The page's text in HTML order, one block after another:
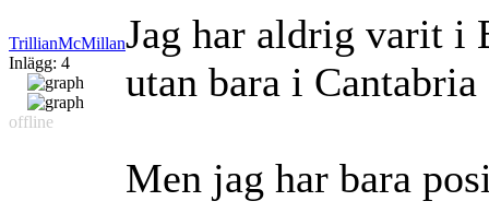
TrillianMcMillan
Inlägg: 4
offline
Jag har aldrig varit i
utan bara i
Men jag har bara